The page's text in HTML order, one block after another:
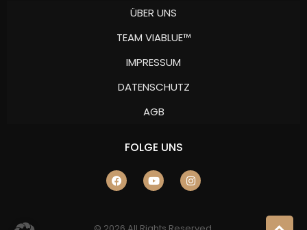
ÜBER UNS
TEAM VIABLUE™
IMPRESSUM
DATENSCHUTZ
AGB
FOLGE UNS